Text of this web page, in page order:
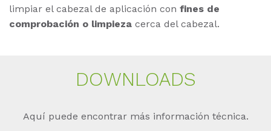
limpiar el cabezal de aplicación con fines de
comprobación o limpieza cerca del cabezal.
DOWN­LOADS
Aquí puede encontrar más información técnica.